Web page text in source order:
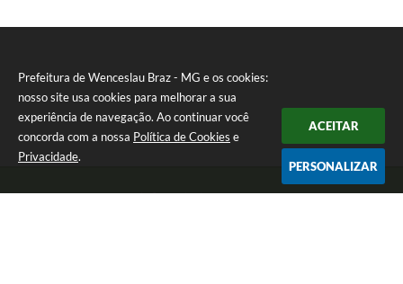
Prefeitura de Wenceslau Braz - MG e os cookies:
nosso site usa cookies para melhorar a sua
experiência de navegação. Ao continuar você
concorda com a nossa Política de Cookies e
Privacidade.
ACEITAR
PERSONALIZAR
Telefone: (35) 99971-1768